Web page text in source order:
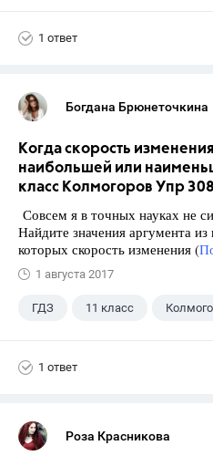
1 ответ
Богдана Брюнеточкина
Когда скорость
наибольшей или
класс Колмогоров Упр 308
Совсем я в точных науках не
Найдите значения аргумента
которых скорость изменения (
1 августа 2017
ГДЗ 11 класс
1 ответ
Роза Красникова